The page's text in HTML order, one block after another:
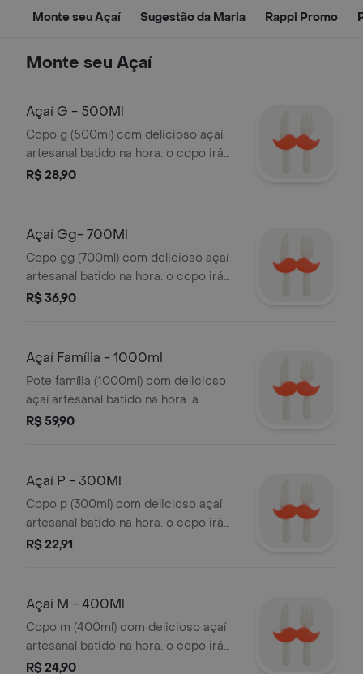
Monte seu Açaí Sugestão da Maria Rappi Promo
Monte seu Açaí
Açaí G - 500Ml
Copo g (500ml) com delicioso açaí
artesanal batido na hora. o copo irá
tampado e os acompanhamentos irão
acompanhamentos separados.
R$ 28,90
Açaí Gg- 700Ml
Copo gg (700ml) com delicioso açaí
artesanal batido na hora. o copo irá
tampado e os acompanhamentos irão
acompanhamentos separados.
R$ 36,90
Açaí Família - 1000ml
Pote família (1000ml) com delicioso
açaí artesanal batido na hora. a
embalagem irá tampada e os
disponibilizamos os
acompanhamentos separados.
imagens ilustrativas.
R$ 59,90
Açaí P - 300Ml
Copo p (300ml) com delicioso açaí
artesanal batido na hora. o copo irá
tampado e os acompanhamentos irão
acompanhamentos separados.
R$ 22,91
Açaí M - 400Ml
Copo m (400ml) com delicioso açaí
artesanal batido na hora. o copo irá
tampado e os acompanhamentos irão
R$ 24,90